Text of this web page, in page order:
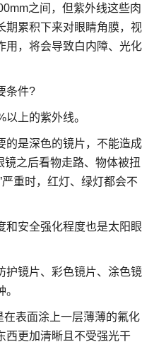
之间，但紫外线这些肉
期累积下来对眼睛角膜，视
用，将会导致白内障、光化
条件?
上的紫外线。
的是深色的镜片，不能造成
镜之后看物走路、物体被扭
重时，红灯、绿灯都会不
和安全强化程度也是太阳眼
护镜片、彩色镜片、涂色镜
表面涂上一层薄薄的氟化
西更加清晰且不受强光干